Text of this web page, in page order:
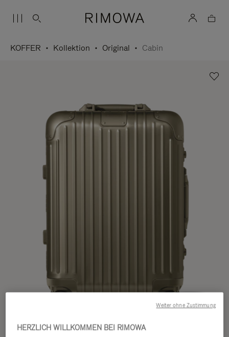
KOFFER Kollektion Original Cabin
HERZLICH WILLKOMMEN BEI RIMOWA
Weiter ohne Zustimmung